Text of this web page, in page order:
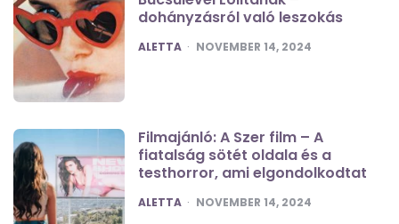
dohányzásról való leszokás
POSTED
ALETTA NOVEMBER 14, 2024
Filmajánló: A Szer film – A
fiatalság sötét oldala és a
testhorror, ami elgondolkodtat
POSTED
ALETTA NOVEMBER 14, 2024